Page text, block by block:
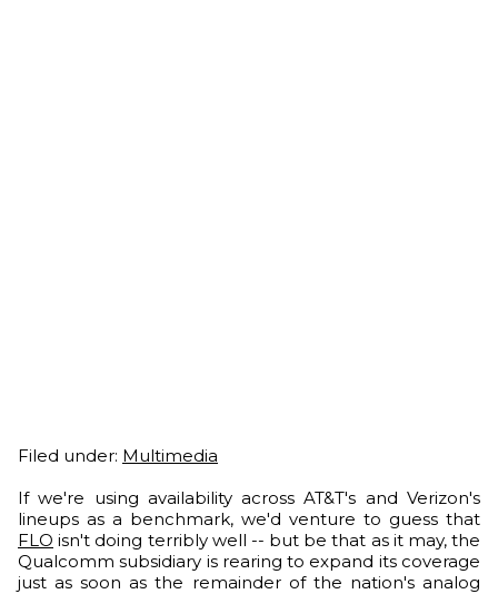
Filed under: Multimedia
If we're using availability across AT&T's and Verizon's
lineups as a benchmark, we'd venture to guess that
FLO isn't doing terribly well -- but be that as it may, the
Qualcomm subsidiary is rearing to expand its coverage
just as soon as the remainder of the nation's analog